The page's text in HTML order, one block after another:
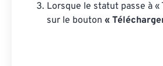
Lorsque le statut passe à «
sur le bouton «